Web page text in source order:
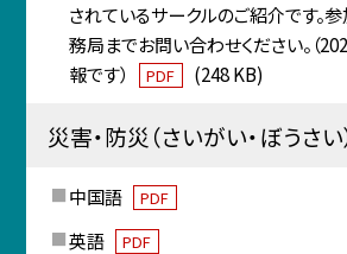
されているサークルのご紹介です。
務局までお問い合わせください。（
報です）
PDF (248 KB)
災害・防災（さいがい・ぼうさい
中国語 PDF
英語 PDF